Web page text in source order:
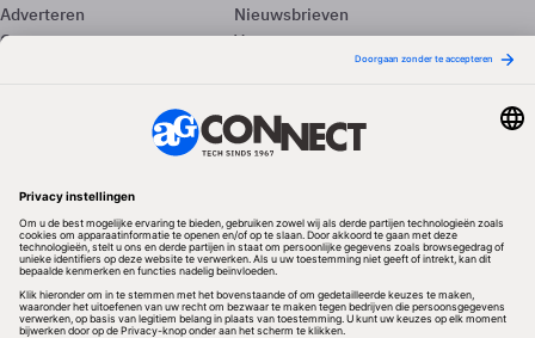
Adverteren
Contact
Nieuwsbrieven
Vacatures
Redactionele partner